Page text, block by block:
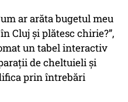
ar arăta bugetul meu
Cluj și plătesc chirie?”,
un tabel interactiv
de cheltuieli și
prin întrebări